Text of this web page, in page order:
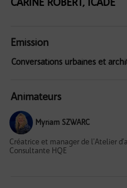
Emission
Conversations urbaines et
Animateurs
Myriam SZWARC
Créatrice et manager de l'Atelier
Consultante HQE